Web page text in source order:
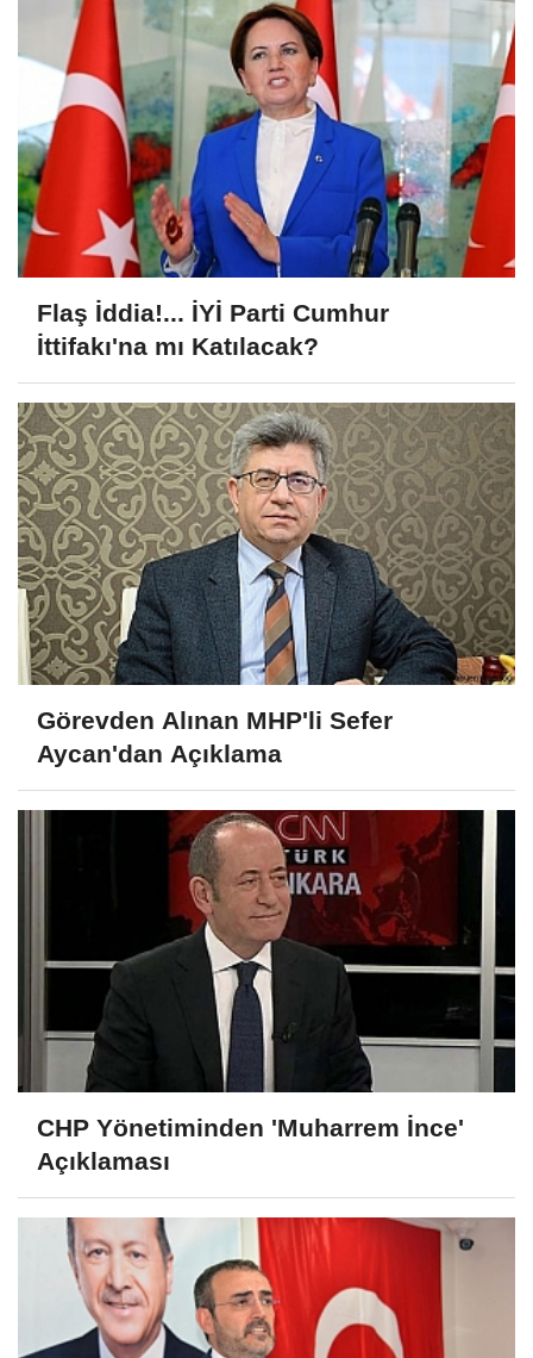
Flaş İddia!... İYİ Parti Cumhur
İttifakı'na mı Katılacak?
Görevden Alınan MHP'li Sefer
Aycan'dan Açıklama
CHP Yönetiminden 'Muharrem İnce'
Açıklaması